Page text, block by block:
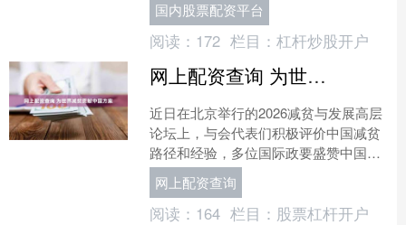
投资者您....
国内股票配资平台
阅读： 172 栏目： 杠杆炒股开户
网上配资查询 为世界减贫贡献中国方案
近日在北京举行的2026减贫与发展高层
论坛上，与会代表们积极评价中国减贫
路径和经验，多位国际政要盛赞中国减
贫成就，联合国秘书长古特雷斯在贺信
中高度赞赏论坛让他对....
网上配资查询
阅读： 164 栏目： 股票杠杆开户